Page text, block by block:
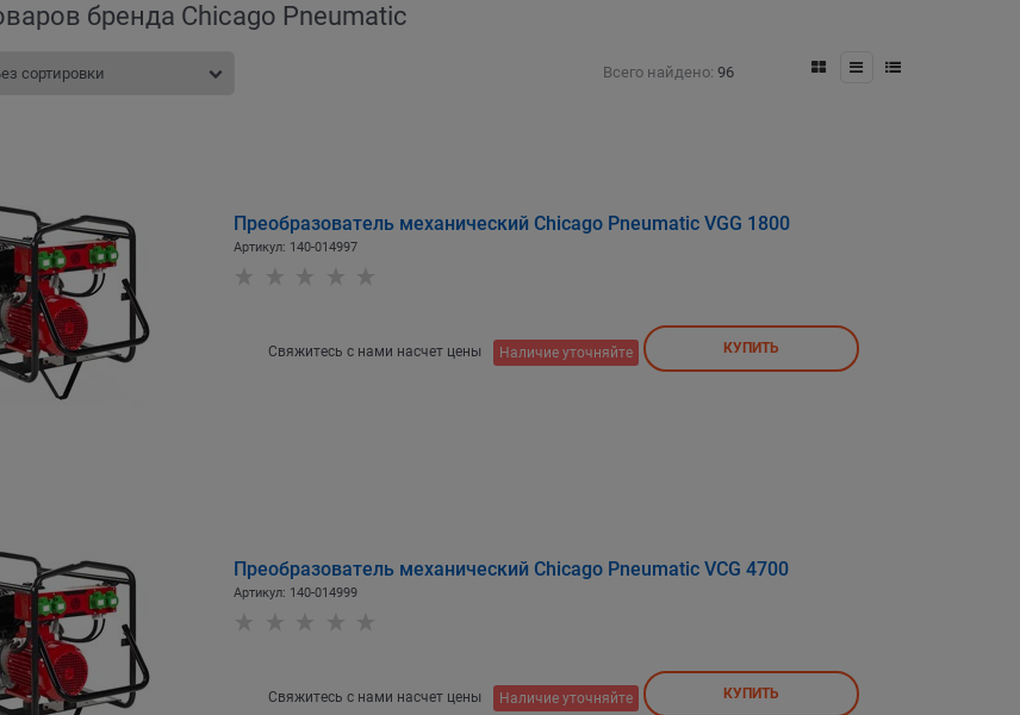
бренда Chicago Pneumatic
Всего найдено: 96
Преобразователь механический Chicago Pneumatic VGG 1800
Артикул: 140-014997
Свяжитесь с нами насчет цены Наличие уточняйте КУПИТЬ
Преобразователь механический Chicago Pneumatic VCG 4700
Артикул: 140-014999
Свяжитесь с нами насчет цены Наличие уточняйте КУПИТЬ